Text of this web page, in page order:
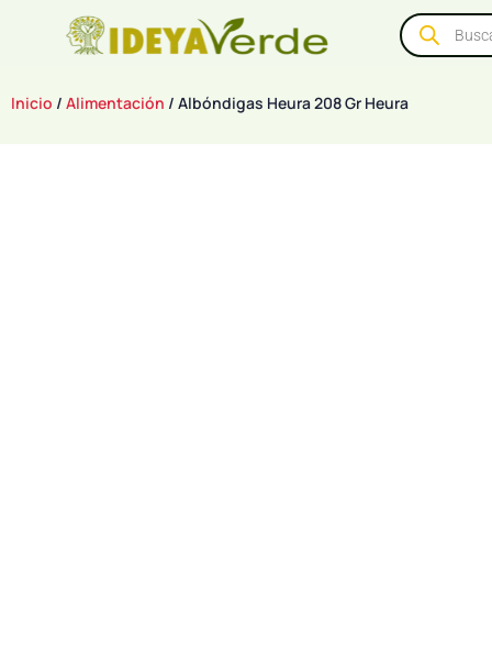
Inicio / Alimentación / Albóndigas Heura 208 Gr Heura